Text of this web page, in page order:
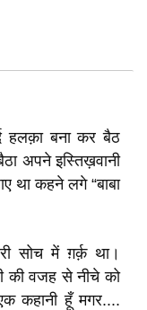
हलक़ा बना कर बैठ
अपने इस्तिख़वानी
था कहने लगे “बाबा
सोच में ग़र्क़ था।
की वजह से नीचे को
कहानी हूँ मगर....